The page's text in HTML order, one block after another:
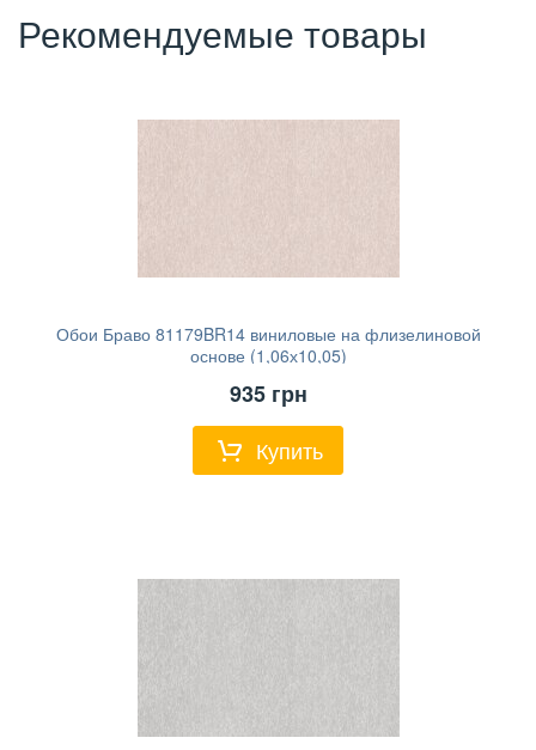
Рекомендуемые товары
Обои Браво 81179BR14 виниловые на флизелиновой
основе (1,06х10,05)
935грн
Купить